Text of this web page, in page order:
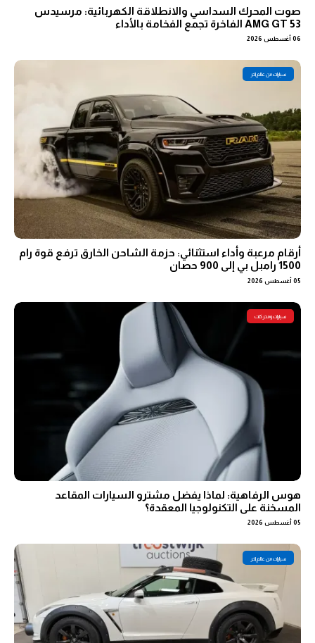
صوت المحرك السداسي والانطلاقة الكهربائية: مرسيدس
AMG GT 53 الفاخرة تجمع الفخامة بالأداء
06 أغسطس 2026
سيارات من عالم اخر
أرقام مرعبة وأداء استثنائي: حزمة الشاحن الخارق ترفع قوة رام
1500 رامبل بي إلى 900 حصان
05 أغسطس 2026
سيارات ومحركات
هوس الرفاهية: لماذا يفضل مشترو السيارات المقاعد
المسخنة على التكنولوجيا المعقدة؟
05 أغسطس 2026
سيارات من عالم اخر